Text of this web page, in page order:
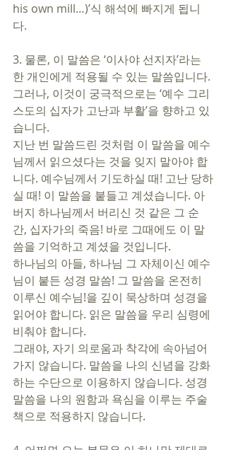
his own mill…)’식 해석에 빠지게 됩니
다.
3. 물론, 이 말씀은 ‘이사야 선지자’라는
한 개인에게 적용될 수 있는 말씀입니다.
그러나, 이것이 궁극적으로는 ‘예수 그리
스도의 십자가 고난과 부활’을 향하고 있
습니다.
지난 번 말씀드린 것처럼 이 말씀을 예수
님께서 읽으셨다는 것을 잊지 말아야 합
니다. 예수님께서 기도하실 때! 고난 당하
실 때! 이 말씀을 붙들고 계셨습니다. 아
버지 하나님께서 버리신 것 같은 그 순
간, 십자가의 죽음! 바로 그때에도 이 말
씀을 기억하고 계셨을 것입니다.
하나님의 아들, 하나님 그 자체이신 예수
님이 붙든 성경 말씀! 그 말씀을 온전히
이루신 예수님!을 깊이 묵상하며 성경을
읽어야 합니다. 읽은 말씀을 우리 심령에
비춰야 합니다.
그래야, 자기 의로움과 착각에 속아넘어
가지 않습니다. 말씀을 나의 신념을 강화
하는 수단으로 이용하지 않습니다. 성경
말씀을 나의 원함과 욕심을 이루는 주술
책으로 적용하지 않습니다.